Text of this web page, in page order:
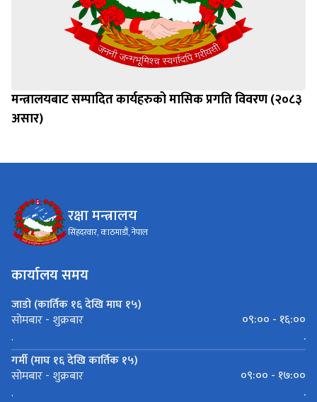
मन्त्रालयबाट सम्पादित कार्यहरुको मासिक प्रगति विवरण (२०८३
असार)
रक्षा मन्त्रालय
सिंहदरवार, काठमाडौं, नेपाल
कार्यालय समय
जाडो (कार्तिक १६ देखि माघ १५)
सोमबार - शुक्रबार
०९:०० - १६:००
.
.
गर्मी (माघ १६ देखि कार्तिक १५)
सोमबार - शुक्रबार
०९:०० - १७:००
.
.